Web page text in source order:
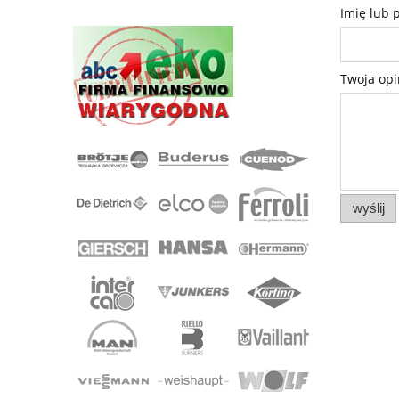
Imię lub
Twoja
wyślij